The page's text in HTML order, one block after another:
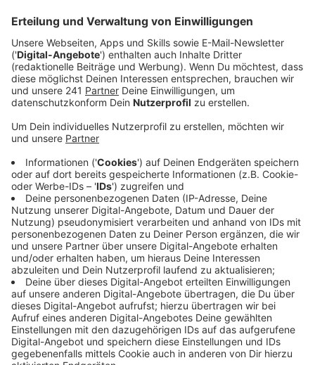
Veröffentlicht:Mittwoch, 22.02.2023 12:13
Anzeige
Restaurants, Cafés und andere Betriebe stellen ihre
Toilettenanlagen für alle zur Verfügung. Dafür gibt es
dann einen Zuschuss von der Stadt. Mit einem
Aufkleber am Eingang soll kenntlich gemacht werden,
dass man hier kostenlos auf Klo gehen kann. Auch eine
App soll bereitgestellt werden.
Hintergrund ist, dass öffentliche Toiletten hohe Bau-
und Folgekosten verursachen, aber aufgrund ihres
Zustands dann nur selten genutzt werden, heißt es in
der Verwaltungsvorlage. Bereits angefragte
Gastronomen stünden dem Konzept positiv
gegenüber.
Der zuständige Ausschuss entscheidet, ob die